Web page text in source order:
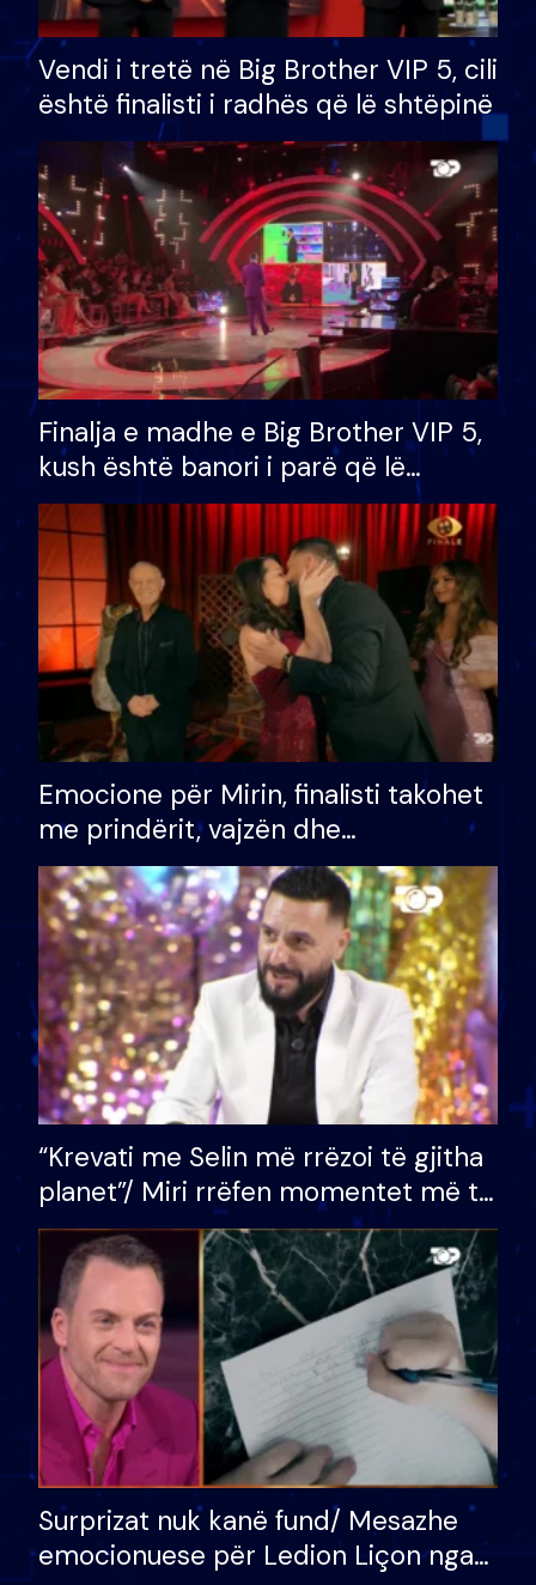
Vendi i tretë në Big Brother VIP 5, cili
është finalisti i radhës që lë shtëpinë
Finalja e madhe e Big Brother VIP 5,
kush është banori i parë që lë
shtëpinë dhe humb mundësinë për
të fituar çmimin e madh
Emocione për Mirin, finalisti takohet
me prindërit, vajzën dhe
bashkëshorten: S’kemi ndonjë letër
divorci apo jo?
“Krevati me Selin më rrëzoi të gjitha
planet”/ Miri rrëfen momentet më të
bukura në shtëpinë e BB VIP: Do më
mungojë zilja e mëngjesit kur…
Surprizat nuk kanë fund/ Mesazhe
emocionuese për Ledion Liçon nga